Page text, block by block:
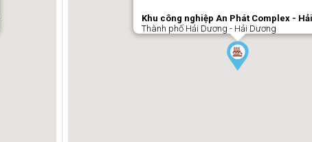
Khu công nghiệp An Phát Complex -
Thành phố Hải Dương - Hải Dương